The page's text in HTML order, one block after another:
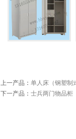
上一产品 ： 单人床（钢塑制
下一产品 ： 士兵两门物品柜